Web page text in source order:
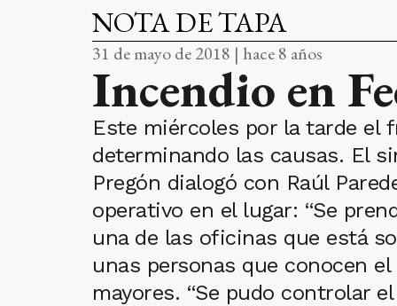
NOTA DE TAPA
31 de mayo de 2018 | hace 8 años
Incendio en
Este miércoles por la tarde el
determinando las causas. El
Pregón dialogó con Raúl
operativo en el lugar: “Se
una de las oficinas que está
unas personas que conocen
mayores. “Se pudo controlar